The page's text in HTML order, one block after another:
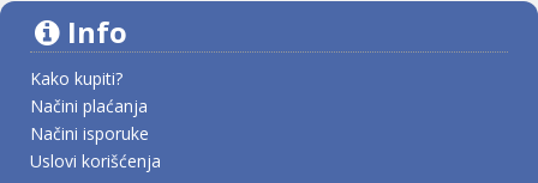
Info
Kako kupiti?
Načini plaćanja
Načini isporuke
Uslovi korišćenja